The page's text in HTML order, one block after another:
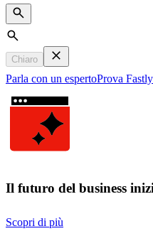
Search
Chiaro
Parla con un espertoProva
Il futuro del business
Scopri di più